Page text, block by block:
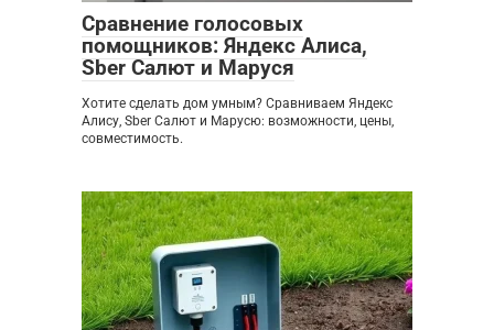
Сравнение голосовых
помощников: Яндекс Алиса,
Sber Салют и Маруся
Хотите сделать дом умным? Сравниваем Яндекс
Алису, Sber Салют и Марусю: возможности, цены,
совместимость.